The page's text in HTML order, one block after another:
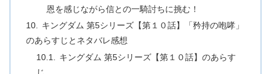
恩を感じながら信との一騎討ちに挑む！
キングダム 第5シリーズ【第１０話】「矜持の咆哮」
のあらすじとネタバレ感想
キングダム 第5シリーズ【第１０話】のあらす